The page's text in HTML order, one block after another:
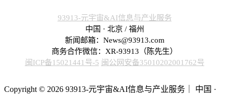
93913-元宇宙&AI信息与产业服务
中国 · 北京 / 福州
新闻邮箱：News@93913.com
商务合作微信：XR-93913（陈先生）
闽ICP备15021441号-5 闽公网安备35010202001762号
Copyright © 2026 93913-元宇宙&AI信息与产业服务｜ 中国 ·